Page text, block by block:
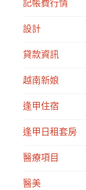
記帳費行情
設計
貸款資訊
越南新娘
逢甲住宿
逢甲日租套房
醫療項目
醫美